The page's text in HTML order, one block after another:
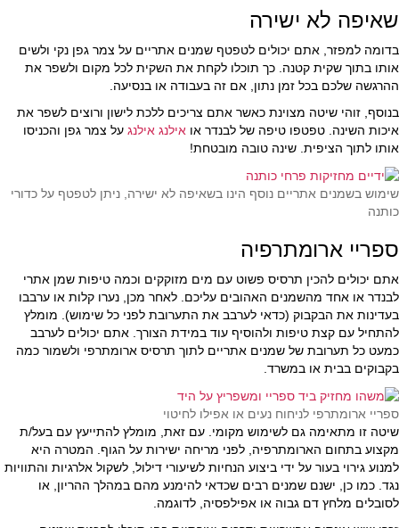
שאיפה לא ישירה
בדומה למפזר, אתם יכולים לטפטף שמנים אתריים על צמר גפן נקי ולשים
אותו בתוך שקית קטנה. כך תוכלו לקחת את השקית לכל מקום ולשפר את
ההרגשה שלכם בכל זמן נתון, אם זה בעבודה או בנסיעה.
בנוסף, זוהי שיטה מצוינת כאשר אתם צריכים ללכת לישון ורוצים לשפר את
איכות השינה. טפטפו טיפה של לבנדר או אילנג אילנג על צמר גפן והכניסו
אותו לתוך הציפית. שינה טובה מובטחת!
שימוש בשמנים אתריים נוסף הינו בשאיפה לא ישירה, ניתן לטפטף על כדורי
כותנה
ספריי ארומתרפיה
אתם יכולים להכין תרסיס פשוט עם מים מזוקקים וכמה טיפות שמן אתרי
לבנדר או אחד מהשמנים האהובים עליכם. לאחר מכן, נערו קלות או ערבבו
בעדינות את הבקבוק (כדאי לערבב את התערובת לפני כל שימוש). מומלץ
להתחיל עם קצת טיפות ולהוסיף עוד במידת הצורך. אתם יכולים לערבב
כמעט כל תערובת של שמנים אתריים לתוך תרסיס ארומתרפי ולשמור כמה
בקבוקים בבית או במשרד.
ספריי ארומתרפי לניחוח נעים או אפילו לחיטוי
שיטה זו מתאימה גם לשימוש מקומי. עם זאת, מומלץ להתייעץ עם בעל/ת
מקצוע בתחום הארומתרפיה, לפני מריחה ישירות על הגוף. המטרה היא
למנוע גירוי בעור על ידי ביצוע הנחיות לשיעורי דילול, לשקול אלרגיות והתוויות
נגד. כמו כן, ישנם שמנים רבים שכדאי להימנע מהם במהלך ההריון, או
לסובלים מלחץ דם גבוה או אפילפסיה, לדוגמה.